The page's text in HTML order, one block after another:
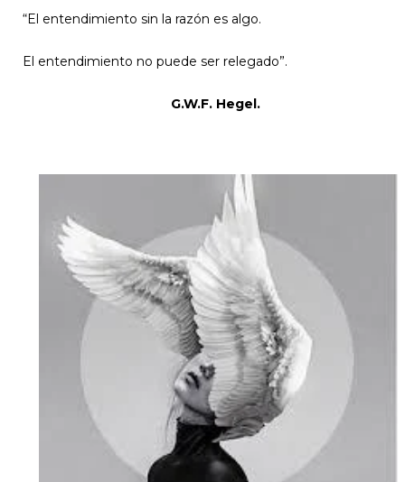
“El entendimiento sin la razón es algo.
El entendimiento no puede ser relegado”.
G.W.F. Hegel.